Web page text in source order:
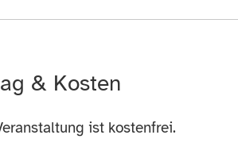
& Kosten
ist kostenfrei.